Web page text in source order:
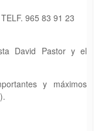
965 83 91 23
David Pastor y el
y máximos